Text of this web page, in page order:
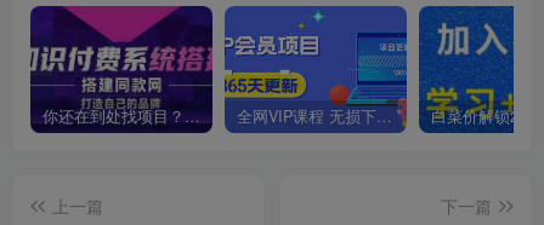
你还在到处找项目？还在当韭菜？我靠卖项目一个月收入5万+，曾经我也是个失败者。 全网VIP课程 无损下载~
上一篇
下一篇